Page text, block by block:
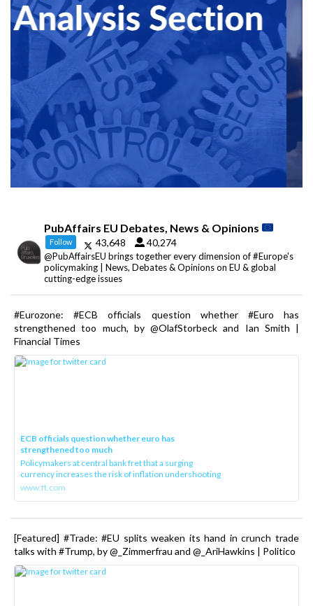
PubAffairs EU Debates, News & Opinions
Follow 43,648 40,274
@PubAffairsEU brings together every dimension of #Europe's
policymaking | News, Debates & Opinions on EU & global
cutting-edge issues
#Eurozone: #ECB officials question whether #Euro has
strengthened too much, by @OlafStorbeck and Ian Smith |
Financial Times
ECB officials question whether euro has
strengthened too much
Policymakers at central bank fret that a surging
currency increases the risk of inflation undershooting
www.ft.com
[Featured] #Trade: #EU splits weaken its hand in crunch trade
talks with #Trump, by @_Zimmerfrau and @_AriHawkins | Politico